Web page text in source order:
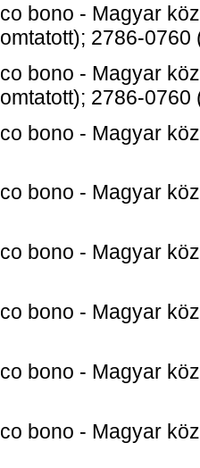
bono - Magyar
2786-0760
bono - Magyar
2786-0760
bono - Magyar
bono - Magyar
bono - Magyar
bono - Magyar
bono - Magyar
bono - Magyar